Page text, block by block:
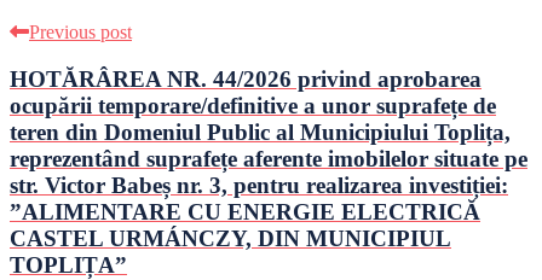
Previous post
HOTĂRÂREA NR. 44/2026 privind aprobarea
ocupării temporare/definitive a unor suprafețe de
teren din Domeniul Public al Municipiului Toplița,
reprezentând suprafețe aferente imobilelor situate pe
str. Victor Babeș nr. 3, pentru realizarea investiției:
”ALIMENTARE CU ENERGIE ELECTRICĂ
CASTEL URMÁNCZY, DIN MUNICIPIUL
TOPLIȚA”